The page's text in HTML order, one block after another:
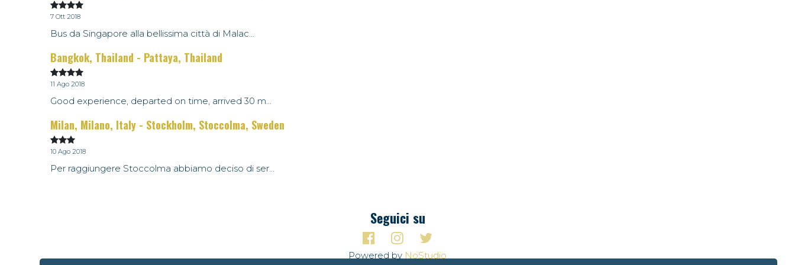
7 Ott 2018
Bus da Singapore alla bellissima città di Malac...
Bangkok, Thailand - Pattaya, Thailand
11 Ago 2018
Good experience, departed on time, arrived 30 m...
Milan, Milano, Italy - Stockholm, Stoccolma, Sweden
10 Ago 2018
Per raggiungere Stoccolma abbiamo deciso di ser...
Seguici su
Powered by NoStudio